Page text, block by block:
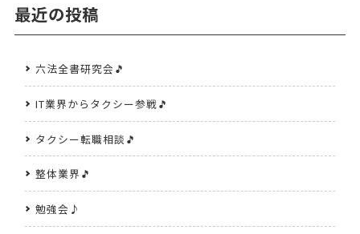
最近の投稿
六法全書研究会🎵
IT業界からタクシー参戦🎵
タクシー転職相談🎵
整体業界🎵
勉強会♪